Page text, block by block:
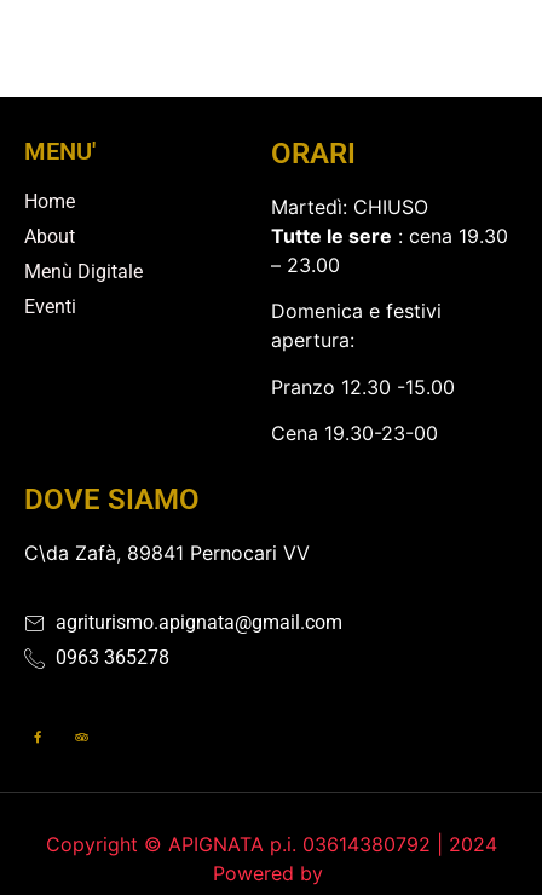
MENU'
Home
About
Menù Digitale
Eventi
ORARI
Martedì: CHIUSO
Tutte le sere : cena 19.30
– 23.00
Domenica e festivi
apertura:
Pranzo 12.30 -15.00
Cena 19.30-23-00
DOVE SIAMO
C\da Zafà, 89841 Pernocari VV
agriturismo.apignata@gmail.com
0963 365278
Copyright © APIGNATA p.i. 03614380792 | 2024
Powered by